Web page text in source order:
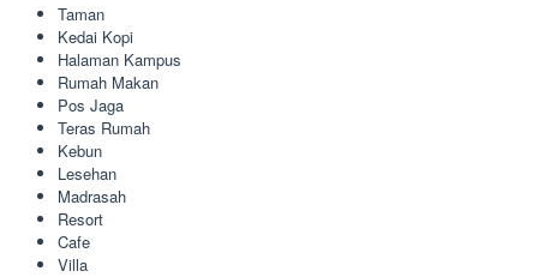
Taman
Kedai Kopi
Halaman Kampus
Rumah Makan
Pos Jaga
Teras Rumah
Kebun
Lesehan
Madrasah
Resort
Cafe
Villa